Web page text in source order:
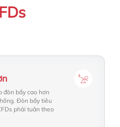
đòn bẩy cao hơn
Đòn bẩy tiêu
phải tuân theo